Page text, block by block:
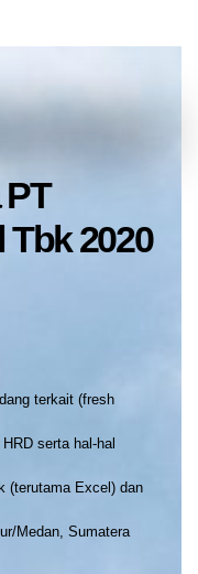
Tbk 2020
terkait (fresh
serta hal-hal
(terutama Excel) dan
Medan, Sumatera